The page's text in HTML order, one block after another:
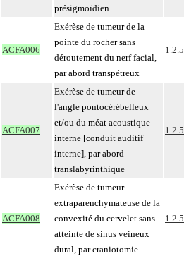
présigmoïdien
ACFA006
Exérèse de tumeur de la
pointe du rocher sans
déroutement du nerf facial,
par abord transpétreux
1.2.5
ACFA007
Exérèse de tumeur de
l'angle pontocérébelleux
et/ou du méat acoustique
interne [conduit auditif
interne], par abord
translabyrinthique
1.2.5
ACFA008
Exérèse de tumeur
extraparenchymateuse de la
convexité du cervelet sans
atteinte de sinus veineux
dural, par craniotomie
1.2.5